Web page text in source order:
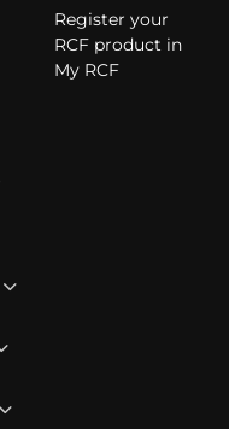
Register your
RCF product in
My RCF